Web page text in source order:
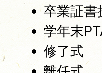
卒業証書
学年末
修了式